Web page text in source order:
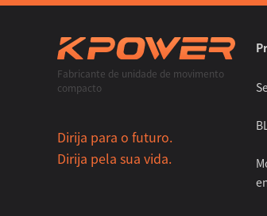
Fabricante de unidade de movimento
compacto
Dirija para o futuro.
Dirija pela sua vida.